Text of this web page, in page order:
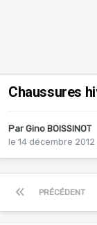
Chaussures
Par Gino BOISSINOT
le 14 décembre 2012
PRÉCÉDENT